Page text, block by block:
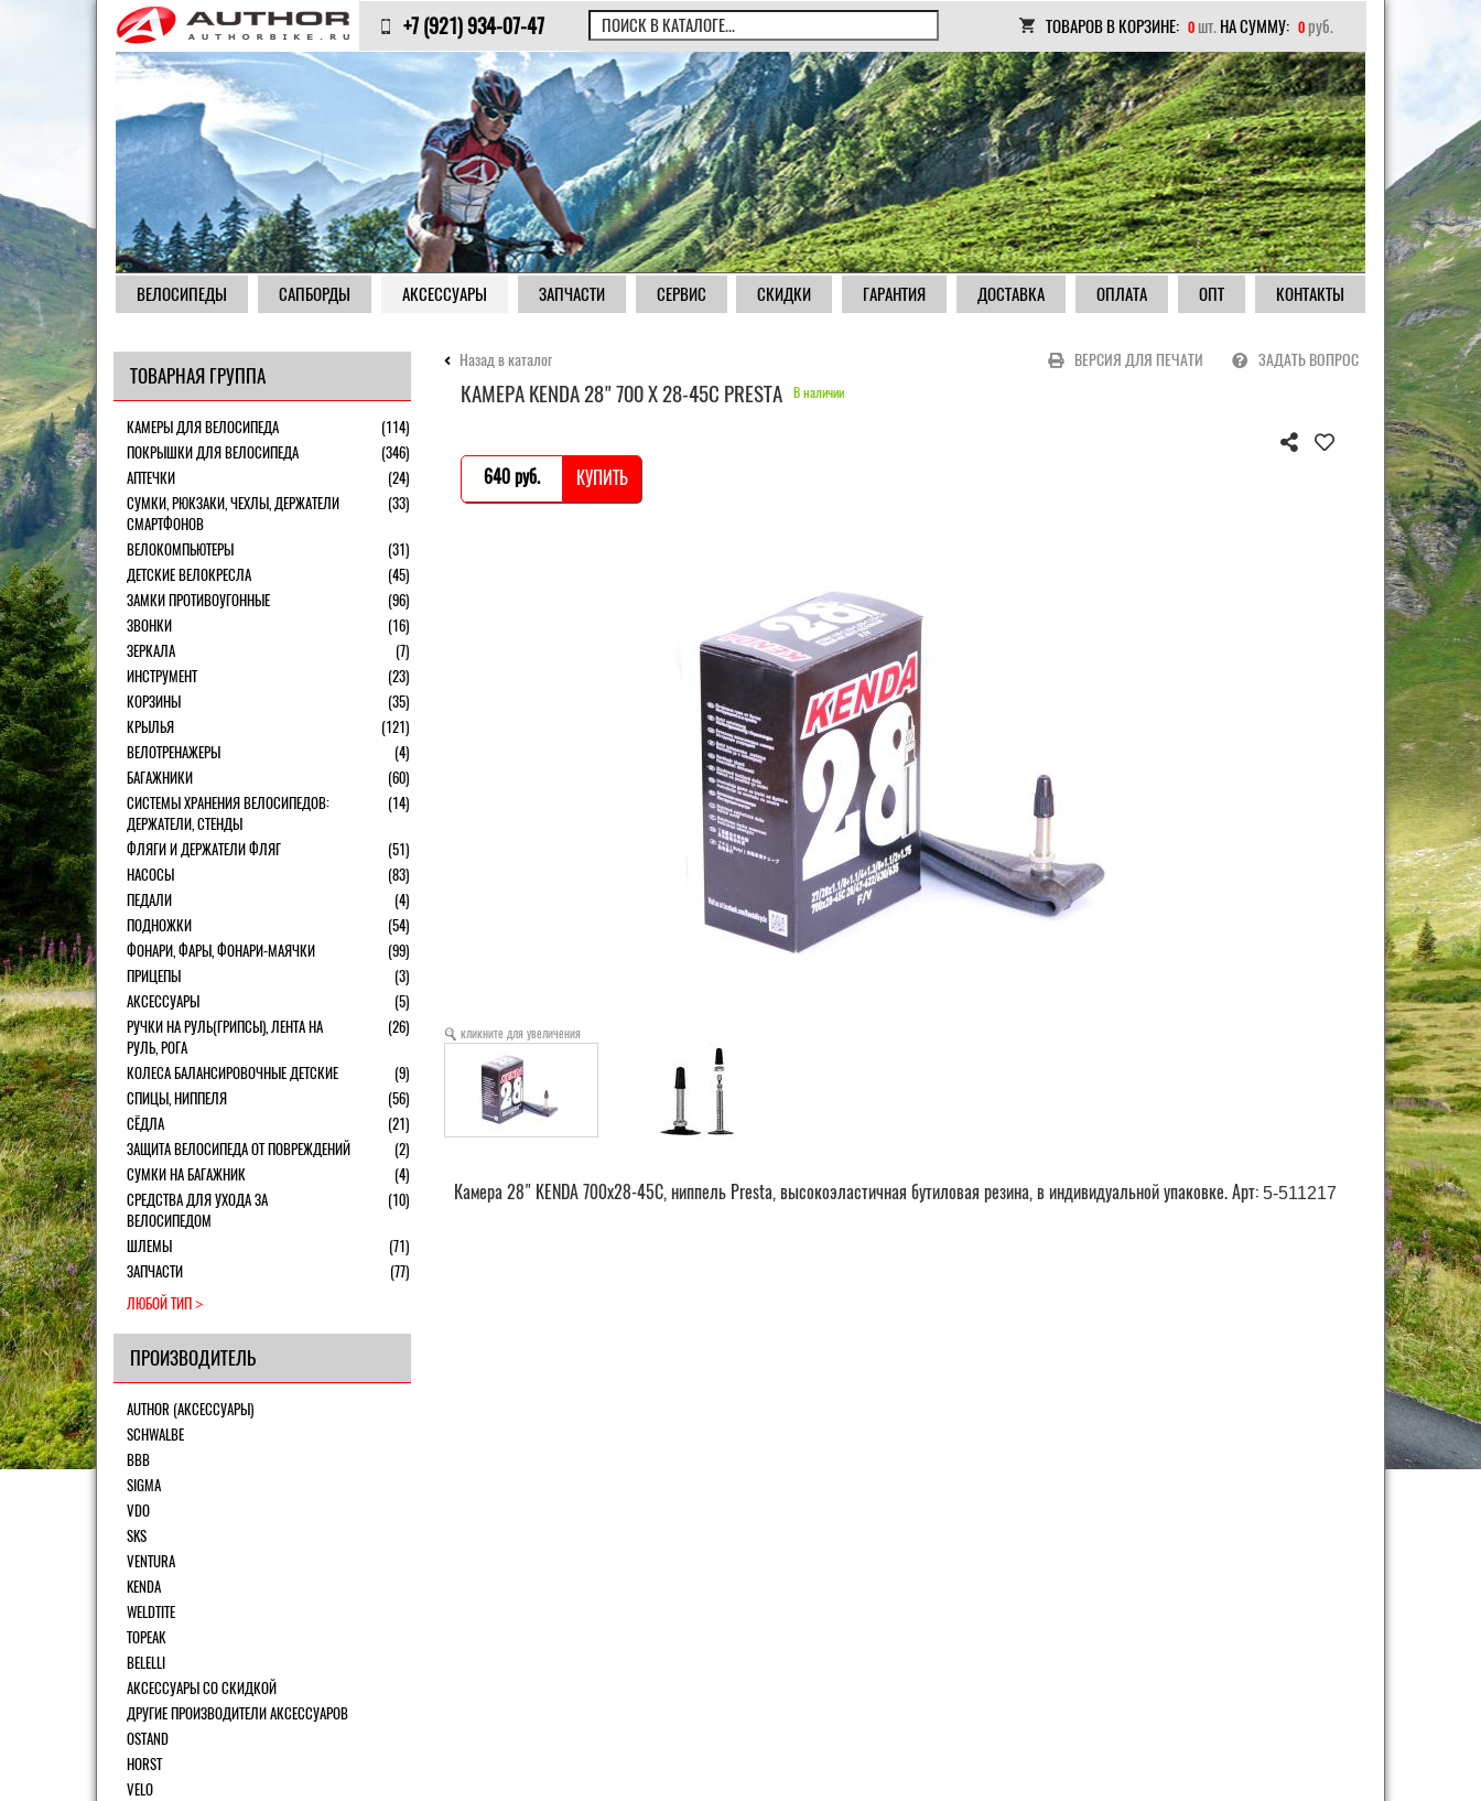
+7 (921) 934-07-47 ТОВАРОВ В КОРЗИНЕ: 0 шт. НА СУММУ: 0 руб.
ВЕЛОСИПЕДЫ САПБОРДЫ АКСЕССУАРЫ ЗАПЧАСТИ СЕРВИС СКИДКИ ГАРАНТИЯ ДОСТАВКА ОПЛАТА ОПТ КОНТАКТЫ
Назад в каталог ВЕРСИЯ ДЛЯ ПЕЧАТИ ЗАДАТЬ ВОПРОС
КАМЕРА KENDA 28" 700 Х 28-45С PRESTA В наличии
640 pуб. КУПИТЬ
кликните для увеличения
Камера 28" KENDA 700х28-45С, ниппель Presta, высокоэластичная бутиловая резина, в индивидуальной упаковке.Арт: 5-511217
ТОВАРНАЯ ГРУППА
КАМЕРЫ ДЛЯ ВЕЛОСИПЕДА
(114)
ПОКРЫШКИ ДЛЯ ВЕЛОСИПЕДА
(346)
АПТЕЧКИ
(24)
СУМКИ, РЮКЗАКИ, ЧЕХЛЫ, ДЕРЖАТЕЛИ
СМАРТФОНОВ
(33)
ВЕЛОКОМПЬЮТЕРЫ
(31)
ДЕТСКИЕ ВЕЛОКРЕСЛА
(45)
ЗАМКИ ПРОТИВОУГОННЫЕ
(96)
ЗВОНКИ
(16)
ЗЕРКАЛА
(7)
ИНСТРУМЕНТ
(23)
КОРЗИНЫ
(35)
КРЫЛЬЯ
(121)
ВЕЛОТРЕНАЖЕРЫ
(4)
БАГАЖНИКИ
(60)
СИСТЕМЫ ХРАНЕНИЯ ВЕЛОСИПЕДОВ:
ДЕРЖАТЕЛИ, СТЕНДЫ
(14)
ФЛЯГИ И ДЕРЖАТЕЛИ ФЛЯГ
(51)
НАСОСЫ
(83)
ПЕДАЛИ
(4)
ПОДНОЖКИ
(54)
ФОНАРИ, ФАРЫ, ФОНАРИ-МАЯЧКИ
(99)
ПРИЦЕПЫ
(3)
АКСЕССУАРЫ
(5)
РУЧКИ НА РУЛЬ(ГРИПСЫ), ЛЕНТА НА
РУЛЬ, РОГА
(26)
КОЛЕСА БАЛАНСИРОВОЧНЫЕ ДЕТСКИЕ
(9)
СПИЦЫ, НИППЕЛЯ
(56)
СЁДЛА
(21)
ЗАЩИТА ВЕЛОСИПЕДА ОТ ПОВРЕЖДЕНИЙ
(2)
СУМКИ НА БАГАЖНИК
(4)
СРЕДСТВА ДЛЯ УХОДА ЗА
ВЕЛОСИПЕДОМ
(10)
ШЛЕМЫ
(71)
ЗАПЧАСТИ
(77)
ЛЮБОЙ ТИП
ПРОИЗВОДИТЕЛЬ
AUTHOR (АКСЕССУАРЫ)
SCHWALBE
BBB
SIGMA
VDO
SKS
VENTURA
KENDA
WELDTITE
TOPEAK
BELELLI
АКСЕССУАРЫ СО СКИДКОЙ
ДРУГИЕ ПРОИЗВОДИТЕЛИ АКСЕССУАРОВ
OSTAND
HORST
VELO